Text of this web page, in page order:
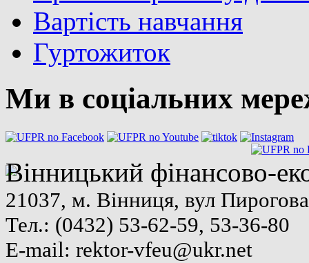
Вартість навчання
Гуртожиток
Ми в соціальних
Вінницький фінансово-
21037, м. Вінниця, вул
Тел.: (0432) 53-62-59, 53-36-80
E-mail: rektor-vfeu@ukr.net